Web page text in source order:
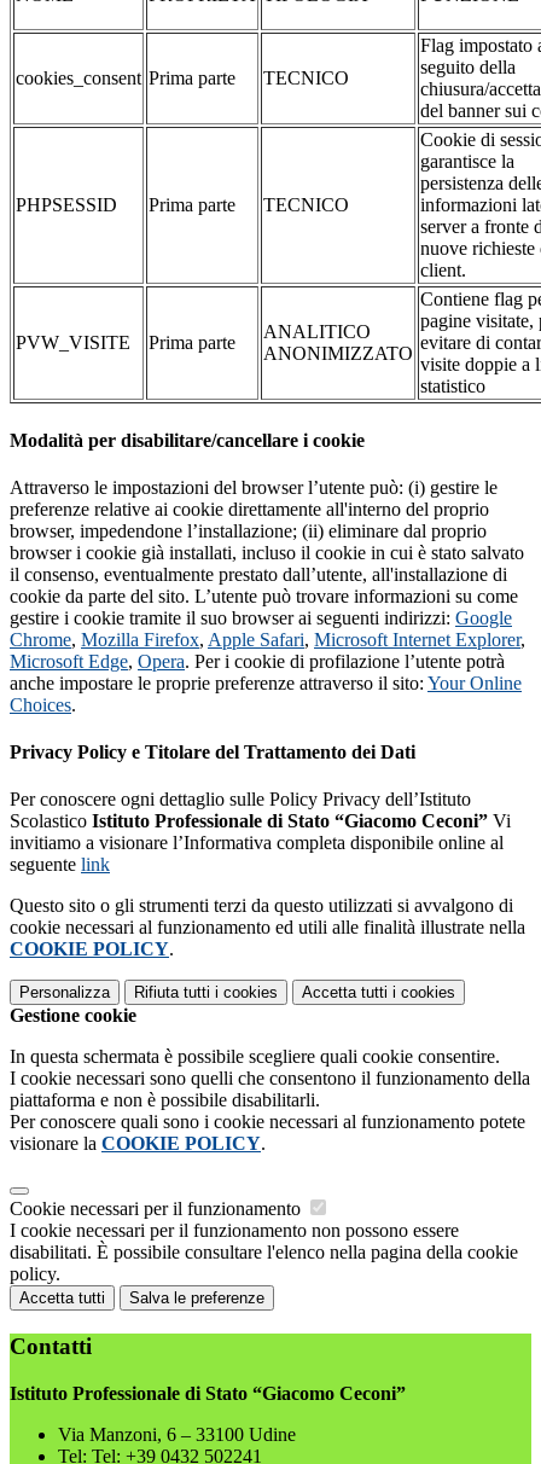
cookies_consent Prima parte TECNICO
Flag impostato
seguito della
chiusura/
del banner sui
PHPSESSID Prima parte TECNICO
Cookie di
garantisce la
persistenza
informazioni
server a fronte
nuove richieste
client.
PVW_VISITE Prima parte
ANALITICO
ANONIMIZZATO
Contiene flag
pagine visitate,
evitare di
visite doppie a
statistico
Modalità per disabilitare/cancellare i cookie
Attraverso le impostazioni del browser l’utente può: (i) gestire le
preferenze relative ai cookie direttamente all'interno del proprio
browser, impedendone l’installazione; (ii) eliminare dal proprio
browser i cookie già installati, incluso il cookie in cui è stato salvato
il consenso, eventualmente prestato dall’utente, all'installazione di
cookie da parte del sito. L’utente può trovare informazioni su come
gestire i cookie tramite il suo browser ai seguenti indirizzi: Google
Chrome, Mozilla Firefox, Apple Safari, Microsoft Internet Explorer,
Microsoft Edge, Opera. Per i cookie di profilazione l’utente potrà
anche impostare le proprie preferenze attraverso il sito: Your Online
Choices.
Privacy Policy e Titolare del Trattamento dei Dati
Per conoscere ogni dettaglio sulle Policy Privacy dell’Istituto
Scolastico Istituto Professionale di Stato “Giacomo Ceconi” Vi
invitiamo a visionare l’Informativa completa disponibile online al
seguente link
Questo sito o gli strumenti terzi da questo utilizzati si avvalgono di
cookie necessari al funzionamento ed utili alle finalità illustrate nella
COOKIE POLICY.
Personalizza Rifiuta tutti i cookies Accetta tutti i cookies
Gestione cookie
In questa schermata è possibile scegliere quali cookie consentire.
I cookie necessari sono quelli che consentono il funzionamento della
piattaforma e non è possibile disabilitarli.
Per conoscere quali sono i cookie necessari al funzionamento potete
visionare la COOKIE POLICY.
Cookie necessari per il funzionamento
I cookie necessari per il funzionamento non possono essere
disabilitati. È possibile consultare l'elenco nella pagina della cookie
policy.
Accetta tutti Salva le preferenze
Contatti
Istituto Professionale di Stato “Giacomo Ceconi”
Via Manzoni, 6 – 33100 Udine
Tel: Tel: +39 0432 502241